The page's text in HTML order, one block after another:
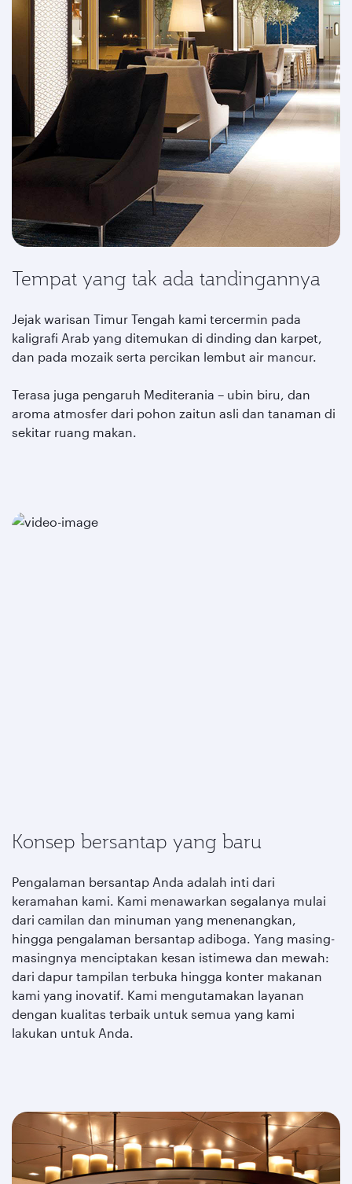
Tempat yang tak ada tandingannya
Jejak warisan Timur Tengah kami tercermin pada
kaligrafi Arab yang ditemukan di dinding dan karpet,
dan pada mozaik serta percikan lembut air mancur.
Terasa juga pengaruh Mediterania – ubin biru, dan
aroma atmosfer dari pohon zaitun asli dan tanaman di
sekitar ruang makan.
Konsep bersantap yang baru
Pengalaman bersantap Anda adalah inti dari
keramahan kami. Kami menawarkan segalanya mulai
dari camilan dan minuman yang menenangkan,
hingga pengalaman bersantap adiboga. Yang masing-
masingnya menciptakan kesan istimewa dan mewah:
dari dapur tampilan terbuka hingga konter makanan
kami yang inovatif. Kami mengutamakan layanan
dengan kualitas terbaik untuk semua yang kami
lakukan untuk Anda.